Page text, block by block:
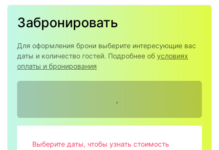
Забронировать
Для оформления брони выберите интересующие вас
даты и количество гостей. Подробнее об условиях
оплаты и бронирования
Выберите даты, чтобы узнать стоимость